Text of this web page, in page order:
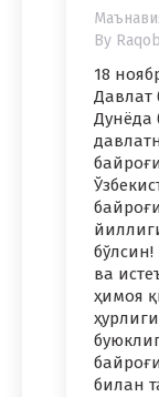
By
18
Давлат
Дунёда
ва
ҳимоя
билан